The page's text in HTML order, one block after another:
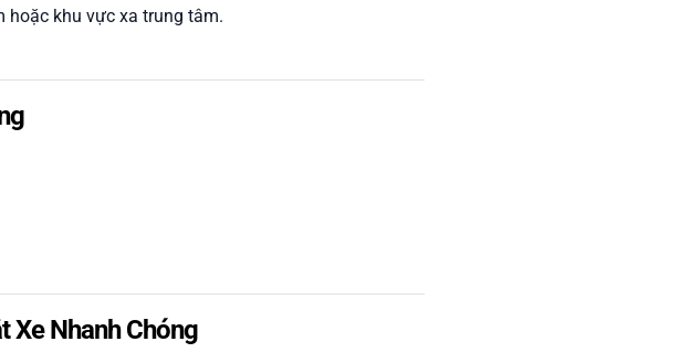
hoặc khu vực xa trung tâm.
Xe Nhanh Chóng